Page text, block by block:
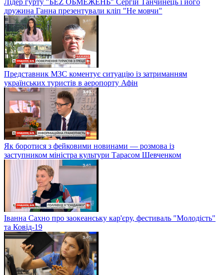
дружина Ганна презентували кліп "Не мовчи"
Представник МЗС коментує ситуацію із затриманням
українських туристів в аеропорту Афін
Як боротися з фейковими новинами — розмова із
заступником міністра культури Тарасом Шевченком
Іванна Сахно про заокеанську кар'єру, фестиваль "Молодість"
та Ковід-19